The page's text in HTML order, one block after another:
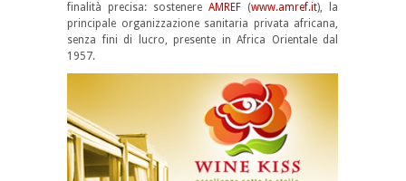
finalità precisa: sostenere AMREF (www.amref.it), la
principale organizzazione sanitaria privata africana,
senza fini di lucro, presente in Africa Orientale dal
1957.